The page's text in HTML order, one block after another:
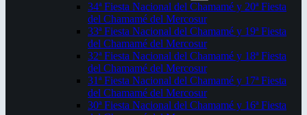
34ª Fiesta Nacional del Chamamé y 20ª Fiesta
del Chamamé del Mercosur
33ª Fiesta Nacional del Chamamé y 19ª Fiesta
del Chamamé del Mercosur
32ª Fiesta Nacional del Chamamé y 18ª Fiesta
del Chamamé del Mercosur
31ª Fiesta Nacional del Chamamé y 17ª Fiesta
del Chamamé del Mercosur
30ª Fiesta Nacional del Chamamé y 16ª Fiesta